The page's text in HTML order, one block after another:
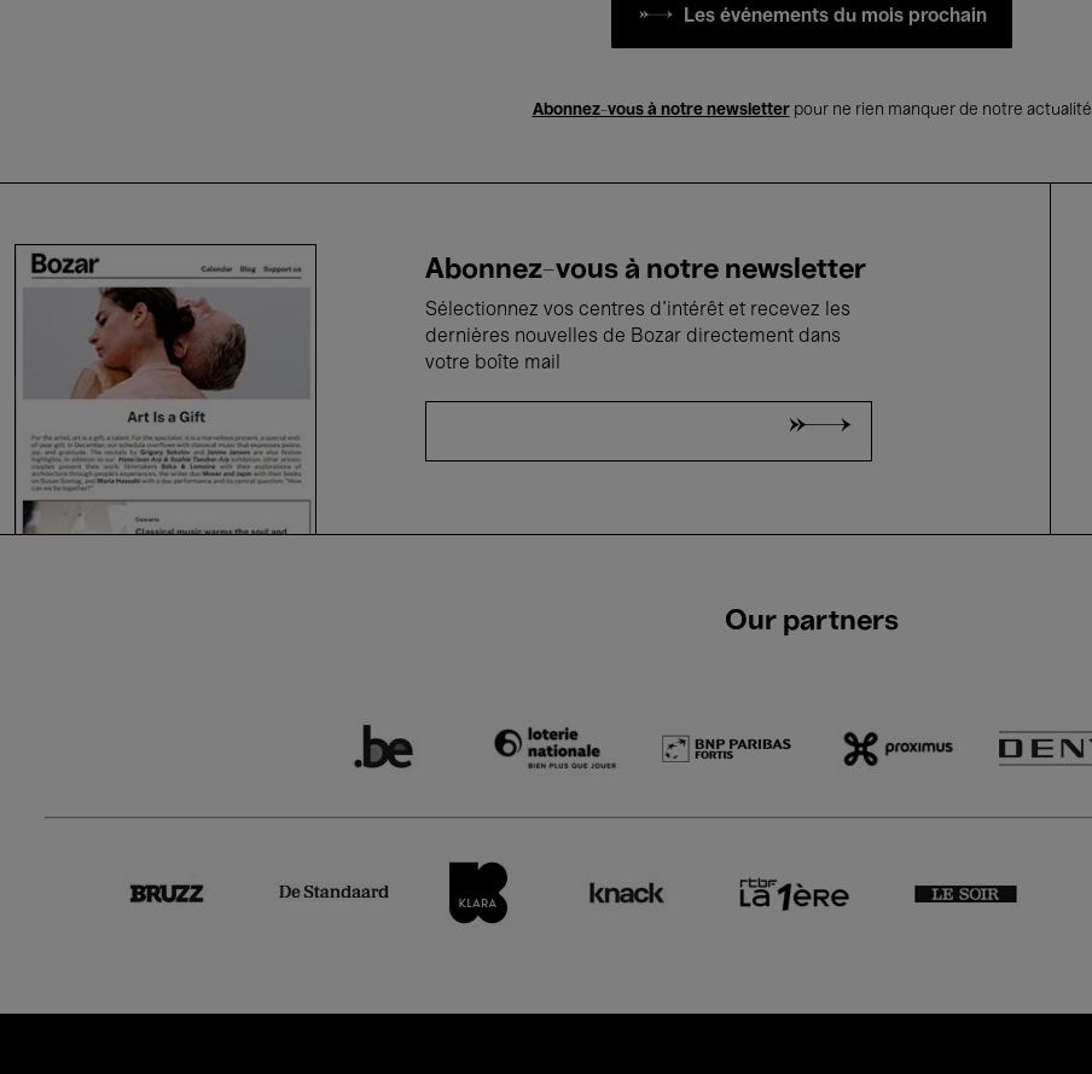
Les événements du mois prochain
Abonnez-vous à notre newsletterpour ne rien manquer de notre actualité
Abonnez-vous à notre newsletter
Sélectionnez vos centres d'intérêt et recevez les
dernières nouvelles de Bozar directement dans
votre boîte mail
Our partners